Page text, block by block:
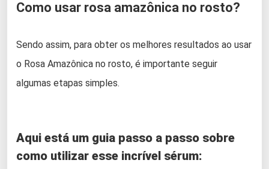
Como usar rosa amazônica no rosto?
Sendo assim, para obter os melhores resultados ao usar
o Rosa Amazônica no rosto, é importante seguir
algumas etapas simples.
Aqui está um guia passo a passo sobre
como utilizar esse incrível sérum: